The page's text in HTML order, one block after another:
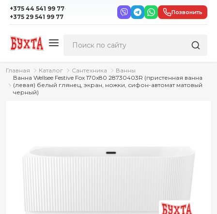
+375 44 541 99 77·
+375 29 541 99 77
Позвонить
Главная Каталог Сантехника
Ванны
Ванна Wellsee Festive Fox 170x80 28730403R (пристенная ванна
(левая) белый глянец, экран, ножки, сифон-автомат матовый
черный)